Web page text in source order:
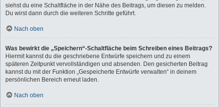
siehst du eine Schaltfläche in der Nähe des Beitrags, um diesen zu melden.
Du wirst dann durch die weiteren Schritte geführt.
Nach oben
Was bewirkt die „Speichern“-Schaltfläche beim Schreiben eines Beitrags?
Hiermit kannst du die geschriebene Entwürfe speichern und zu einem
späteren Zeitpunkt vervollständigen und absenden. Den gesicherten Beitrag
kannst du mit der Funktion „Gespeicherte Entwürfe verwalten“ in deinem
persönlichen Bereich erneut laden.
Nach oben